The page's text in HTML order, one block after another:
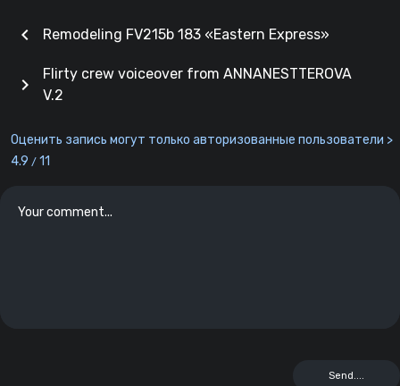
chevron_left Remodeling FV215b 183 «Eastern Express»
Flirty crew voiceover from ANNANESTTEROVA
V.2
chevron_right
Оценить запись могут только авторизованные пользователи >
4.9 / 11